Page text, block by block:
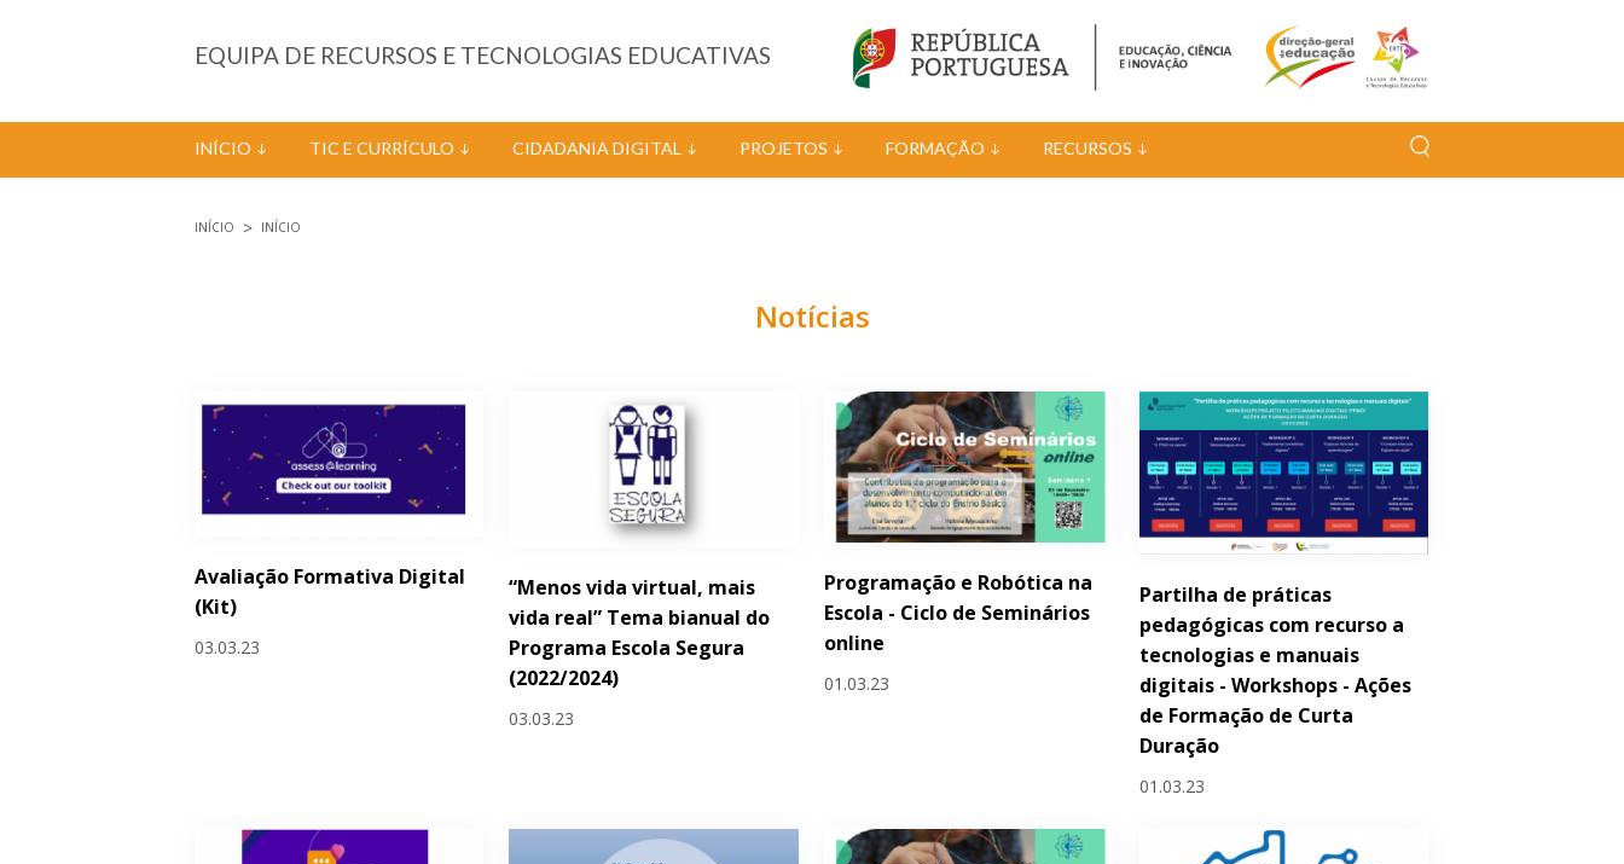
EQUIPA DE RECURSOS E TECNOLOGIAS EDUCATIVAS
INÍCIO TIC E CURRÍCULO CIDADANIA DIGITAL PROJETOS FORMAÇÃO RECURSOS
INÍCIO INÍCIO
Notícias
Avaliação Formativa Digital
(Kit)
03.03.23
“Menos vida virtual, mais
vida real” Tema bianual do
Programa Escola Segura
(2022/2024)
03.03.23
Programação e Robótica na
Escola - Ciclo de Seminários
online
01.03.23
Partilha de práticas
pedagógicas com recurso a
tecnologias e manuais
digitais - Workshops - Ações
de Formação de Curta
Duração
01.03.23
Páginas